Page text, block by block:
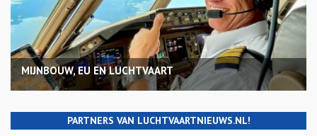
MIJNBOUW, EU EN LUCHTVAART
PARTNERS VAN LUCHTVAARTNIEUWS.NL!